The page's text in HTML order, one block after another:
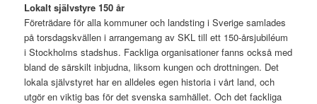
Lokalt självstyre 150 år
Företrädare för alla kommuner och landsting i Sverige samlades
på torsdagskvällen i arrangemang av SKL till ett 150-årsjubiléum
i Stockholms stadshus. Fackliga organisationer fanns också med
bland de särskilt inbjudna, liksom kungen och drottningen. Det
lokala självstyret har en alldeles egen historia i vårt land, och
utgör en viktig bas för det svenska samhället. Och det fackliga